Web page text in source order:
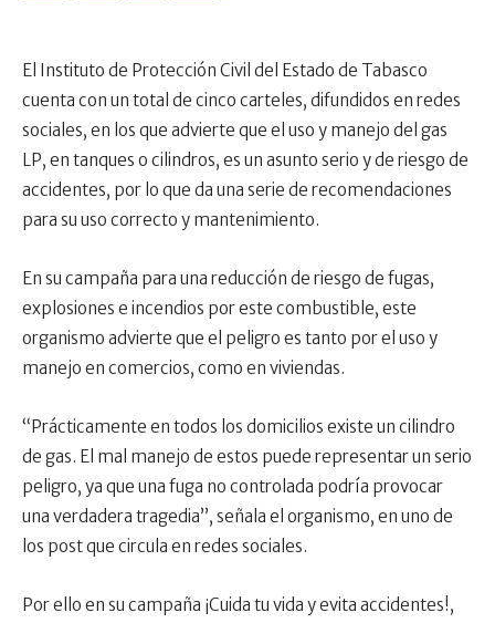
El Instituto de Protección Civil del Estado de Tabasco
cuenta con un total de cinco carteles, difundidos en redes
sociales, en los que advierte que el uso y manejo del gas
LP, en tanques o cilindros, es un asunto serio y de riesgo de
accidentes, por lo que da una serie de recomendaciones
para su uso correcto y mantenimiento.
En su campaña para una reducción de riesgo de fugas,
explosiones e incendios por este combustible, este
organismo advierte que el peligro es tanto por el uso y
manejo en comercios, como en viviendas.
“Prácticamente en todos los domicilios existe un cilindro
de gas. El mal manejo de estos puede representar un serio
peligro, ya que una fuga no controlada podría provocar
una verdadera tragedia”, señala el organismo, en uno de
los post que circula en redes sociales.
Por ello en su campaña ¡Cuida tu vida y evita accidentes!,